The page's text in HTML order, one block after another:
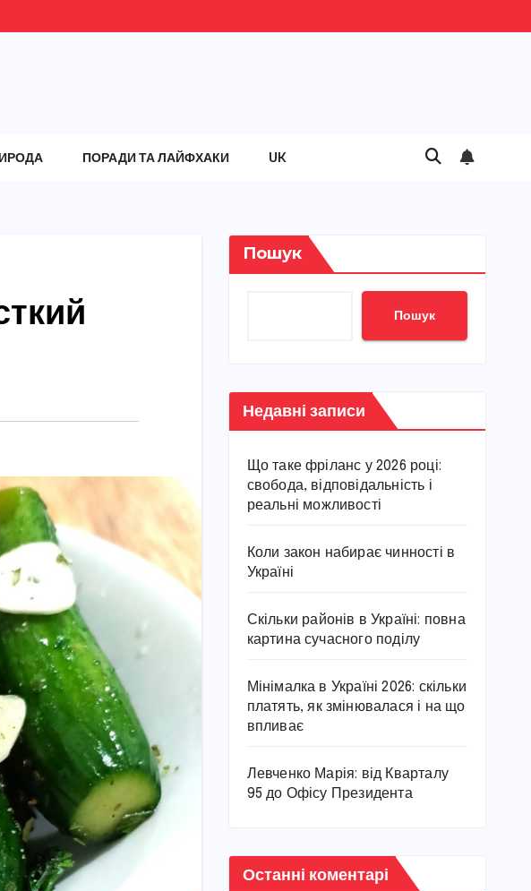
ПОРАДИ ТА ЛАЙФХАКИ UK
Пошук
Пошук
Недавні записи
Що таке фріланс у 2026 році:
свобода, відповідальність і
реальні можливості
Коли закон набирає чинності в
Україні
Скільки районів в Україні: повна
картина сучасного поділу
Мінімалка в Україні 2026: скільки
платять, як змінювалася і на що
впливає
Левченко Марія: від Кварталу
95 до Офісу Президента
Останні коментарі